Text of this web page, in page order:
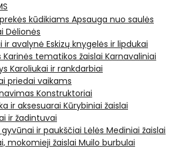
kūdikiams Apsauga nuo saulės
Dėlionės
ir avalynė Eskizų knygelės ir lipdukai
Karinės tematikos žaislai Karnavaliniai
Karoliukai ir rankdarbiai
priedai vaikams
Konstruktoriai
ir aksesuarai Kūrybiniai žaislai
ir žadintuvai
gyvūnai ir paukščiai Lėlės Mediniai žaislai
mokomieji žaislai Muilo burbulai